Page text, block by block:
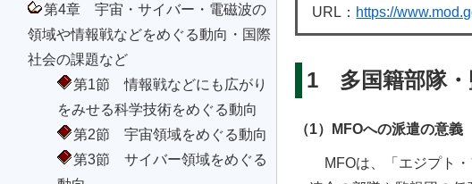
第4章 宇宙・サイバー・電磁波の
領域や情報戦などをめぐる動向・国際
社会の課題など
第1節 情報戦などにも広がり
をみせる科学技術をめぐる動向
第2節 宇宙領域をめぐる動向
第3節 サイバー領域をめぐる
URL： https://
1 多国籍部隊・
（1）MFOへの派遣の意義
MFOは、「エジプト